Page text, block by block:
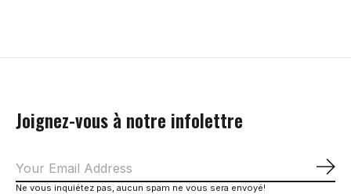
Joignez-vous à notre infolettre
Ne vous inquiétez pas, aucun spam ne vous sera envoyé!